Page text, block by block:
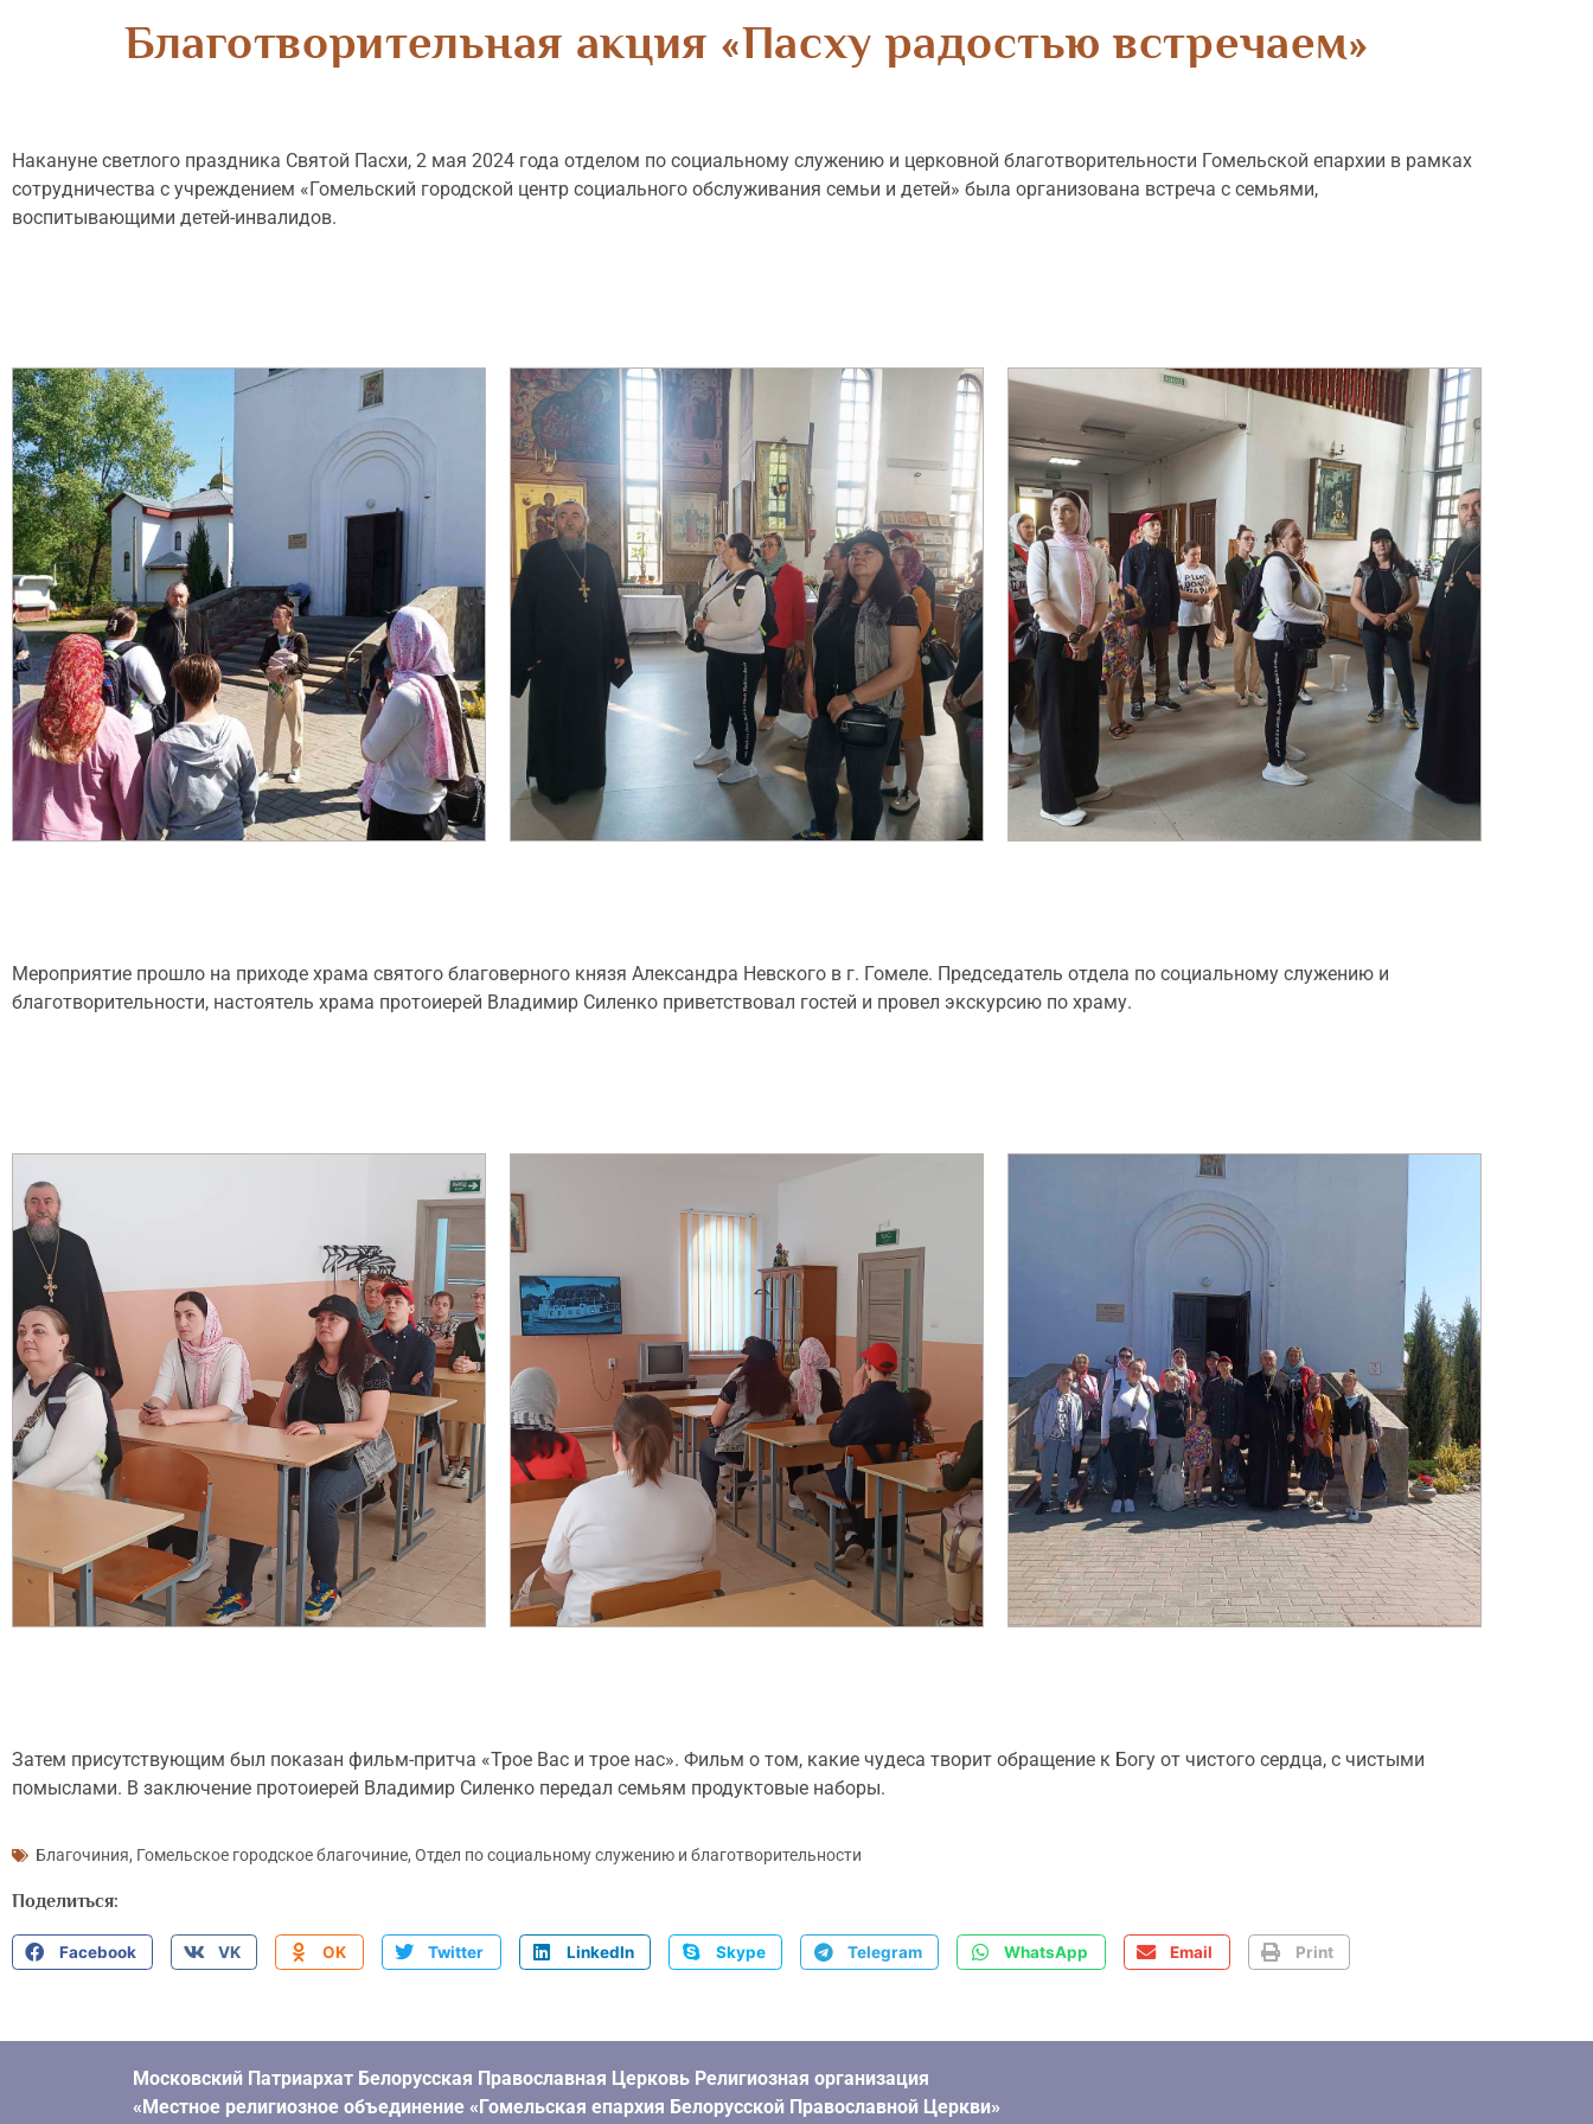
Благотворительная акция «Пасху радостью встречаем»
Накануне светлого праздника Святой Пасхи, 2 мая 2024 года отделом по социальному служению и церковной благотворительности Гомельской епархии в рамках
сотрудничества с учреждением «Гомельский городской центр социального обслуживания семьи и детей» была организована встреча с семьями,
воспитывающими детей-инвалидов.
Мероприятие прошло на приходе храма святого благоверного князя Александра Невского в г. Гомеле. Председатель отдела по социальному служению и
благотворительности, настоятель храма протоиерей Владимир Силенко приветствовал гостей и провел экскурсию по храму.
Затем присутствующим был показан фильм-притча «Трое Вас и трое нас». Фильм о том, какие чудеса творит обращение к Богу от чистого сердца, с чистыми
помыслами. В заключение протоиерей Владимир Силенко передал семьям продуктовые наборы.
Благочиния, Гомельское городское благочиние, Отдел по социальному служению и благотворительности
Поделиться:
Facebook VK OK Twitter LinkedIn Skype Telegram WhatsApp Email Print
Московский Патриархат Белорусская Православная Церковь Религиозная организация
«Местное религиозное объединение «Гомельская епархия Белорусской Православной Церкви»